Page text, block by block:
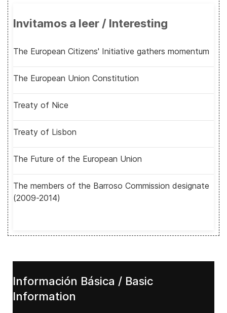
Invitamos a leer / Interesting
The European Citizens' Initiative gathers momentum
The European Union Constitution
Treaty of Nice
Treaty of Lisbon
The Future of the European Union
The members of the Barroso Commission designate
(2009-2014)
Información Básica / Basic
Information